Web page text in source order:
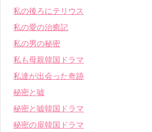
私の後ろにテリウス
私の愛の治癒記
私の男の秘密
私も母親韓国ドラマ
私達が出会った奇跡
秘密と嘘
秘密と嘘韓国ドラマ
秘密の扉韓国ドラマ